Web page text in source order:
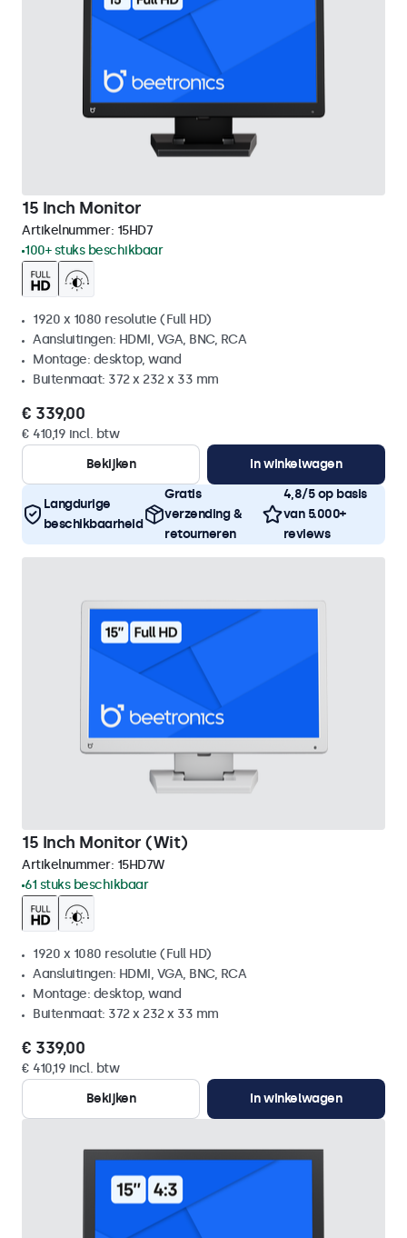
15 Inch Monitor
Artikelnummer: 15HD7
100+ stuks beschikbaar
1920 x 1080 resolutie (Full HD)
Aansluitingen: HDMI, VGA, BNC, RCA
Montage: desktop, wand
Buitenmaat: 372 x 232 x 33 mm
€ 339,00
€ 410,19 incl. btw
Bekijken
In winkelwagen
Langdurige
beschikbaarheid
Gratis
verzending &
retourneren
4,8/5 op basis
van 5.000+
reviews
15 Inch Monitor (Wit)
Artikelnummer: 15HD7W
61 stuks beschikbaar
1920 x 1080 resolutie (Full HD)
Aansluitingen: HDMI, VGA, BNC, RCA
Montage: desktop, wand
Buitenmaat: 372 x 232 x 33 mm
€ 339,00
€ 410,19 incl. btw
Bekijken
In winkelwagen